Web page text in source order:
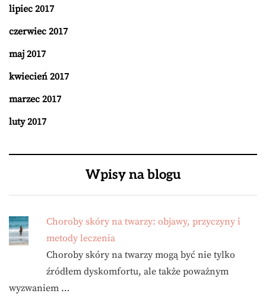
lipiec 2017
czerwiec 2017
maj 2017
kwiecień 2017
marzec 2017
luty 2017
Wpisy na blogu
Choroby skóry na twarzy: objawy, przyczyny i
metody leczenia
Choroby skóry na twarzy mogą być nie tylko
źródłem dyskomfortu, ale także poważnym
wyzwaniem …